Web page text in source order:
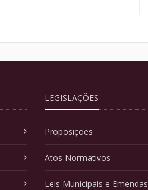
LEGISLAÇÕES
Proposições
Atos Normativos
Leis Municipais e Emendas